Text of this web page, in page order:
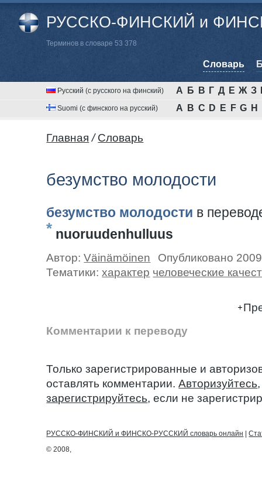
РУССКО-ФИНСКИЙ и
Терминов в словаре 53 378
Cловарь
Русский (с русского на финский) А Б В Г Д Е Ж З
Suomi (с финского на русский) A B C D E F G H
Главная / Cловарь
безумство молодости
безумство молодости в
* nuoruudenhulluus
Автор:Väinämöinen
Опубликовано
Тематики:характер человеческие
Комментарии к переводу
Только зарегистрированные и
оставлять комментарии.Авторизуйтесь
зарегистрируйтесь, если не
РУССКО-ФИНСКИЙ и ФИНСКО-РУССКИЙ словарь онлайн |
© 2008,